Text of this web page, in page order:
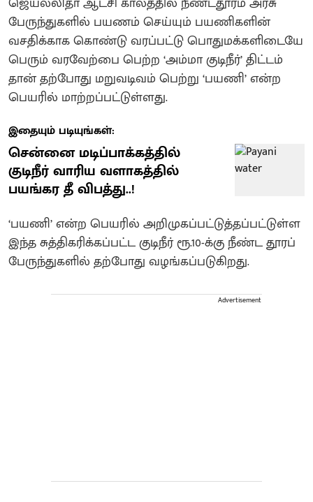
பேருந்துகளில் பயணம் செய்யும் பயணிகளின்
வசதிக்காக கொண்டு வரப்பட்டு பொதுமக்களிடையே
பெரும் வரவேற்பை பெற்ற ‘அம்மா குடிநீர்’ திட்டம்
தான் தற்போது மறுவடிவம் பெற்று ‘பயணி’ என்ற
பெயரில் மாற்றப்பட்டுள்ளது.
இதையும் படியுங்கள்:
சென்னை மடிப்பாக்கத்தில்
குடிநீர் வாரிய வளாகத்தில்
பயங்கர தீ விபத்து..!
‘பயணி’ என்ற பெயரில் அறிமுகப்பட்டுத்தப்பட்டுள்ள
இந்த சுத்திகரிக்கப்பட்ட குடிநீர் ரூ.10-க்கு நீண்ட தூரப்
பேருந்துகளில் தற்போது வழங்கப்படுகிறது.
Advertisement